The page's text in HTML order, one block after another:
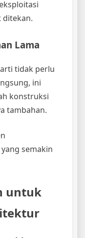
ditekan.
Lama
tidak perlu
ini
konstruksi
tambahan.
semakin
untuk